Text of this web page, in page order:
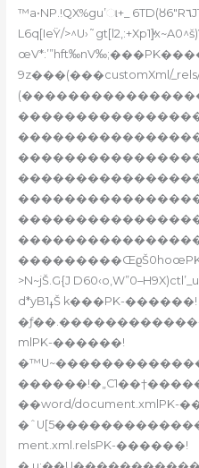
™a•NP.!QX%gu’ા+_ 6TD(ȣ6″R٦J1\R7NŒQŒ…
L6q[IeŸ/
9z���(���customXml/_rels/
>N~jŠ.G{J
d*yB1ߪŠ k���PK-������!
mlPK-������!
��word/document.xmlPK-
ment.xml.relsPK-������!